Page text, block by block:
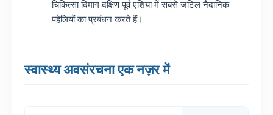
चिकित्सा दिमाग दक्षिण पूर्व एशिया में सबसे जटिल नैदानिक
पहेलियों का प्रबंधन करते हैं।
स्वास्थ्य अवसंरचना एक नज़र में